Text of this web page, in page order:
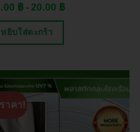
฿ - 20.00 ฿
หยิบใส่ตะกร้า
าคา!